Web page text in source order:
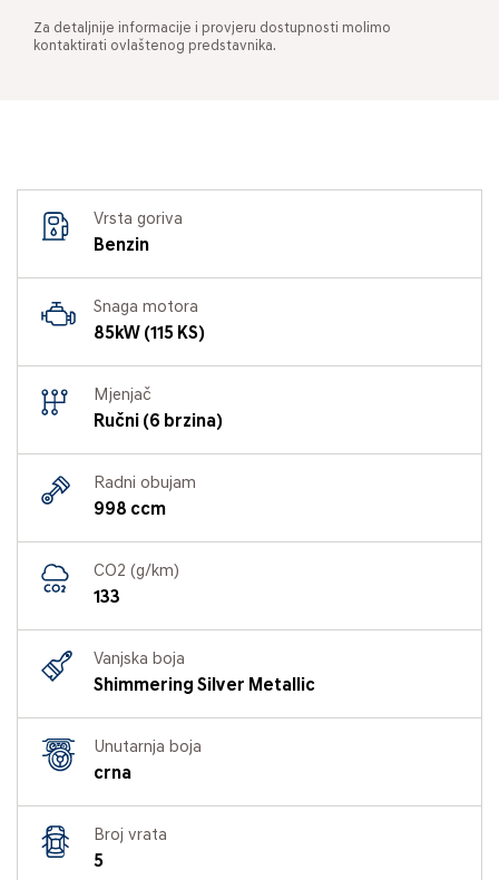
Za detaljnije informacije i provjeru dostupnosti molimo
kontaktirati ovlaštenog predstavnika.
Vrsta goriva
Benzin
Snaga motora
85kW (115 KS)
Mjenjač
Ručni (6 brzina)
Radni obujam
998 ccm
CO2 (g/km)
133
Vanjska boja
Shimmering Silver Metallic
Unutarnja boja
crna
Broj vrata
5